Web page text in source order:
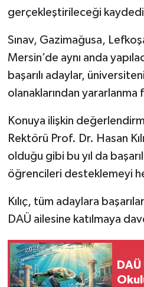
gerçekleştirileceği
Sınav, Gazimağusa,
Mersin’de aynı anda
başarılı adaylar,
olanaklarından yararlanma
Konuya ilişkin
Rektörü Prof. Dr. Hasan
olduğu gibi bu yıl da
öğrencileri desteklemeyi
Kılıç, tüm adaylara
DAÜ ailesine katılmaya